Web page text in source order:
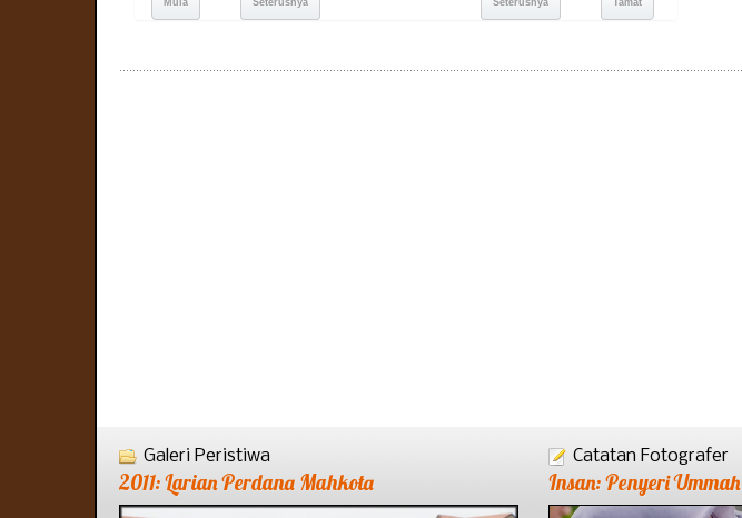
Galeri Peristiwa
2011: Larian Perdana Mahkota
Catatan Fotografer
Insan: Penyeri Ummah